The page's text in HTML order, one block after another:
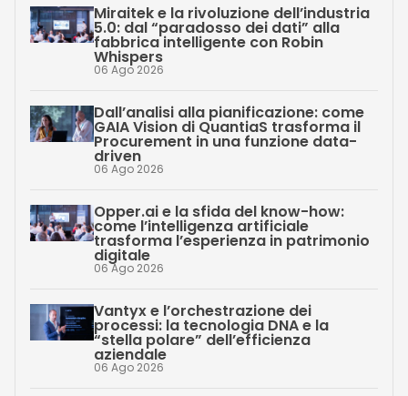
Miraitek e la rivoluzione dell’industria
5.0: dal “paradosso dei dati” alla
fabbrica intelligente con Robin
Whispers
06 Ago 2026
Dall’analisi alla pianificazione: come
GAIA Vision di QuantiaS trasforma il
Procurement in una funzione data-
driven
06 Ago 2026
Opper.ai e la sfida del know-how:
come l’intelligenza artificiale
trasforma l’esperienza in patrimonio
digitale
06 Ago 2026
Vantyx e l’orchestrazione dei
processi: la tecnologia DNA e la
“stella polare” dell’efficienza
aziendale
06 Ago 2026